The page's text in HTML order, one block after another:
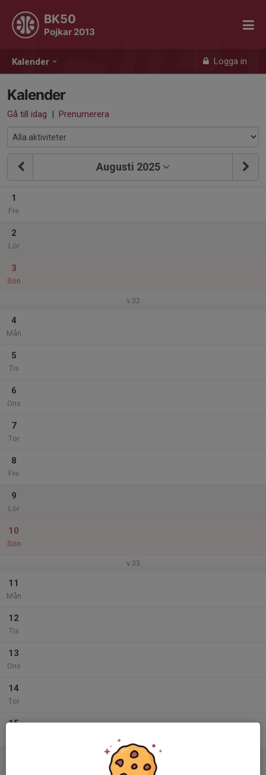
Kalender Logga in
BK50
Pojkar 2013
Kalender
Gå till idag | Prenumerera
Augusti 2025
1
Fre
2
Lör
3
Sön
v.32
4
Mån
5
Tis
6
Ons
7
Tor
8
Fre
9
Lör
10
Sön
v.33
11
Mån
12
Tis
13
Ons
14
Tor
15